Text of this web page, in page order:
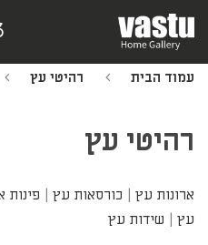
main
content
עמוד הבית רהיטי עץ
רהיטי עץ
ארונות עץ | כורסאות עץ | פינות
עץ | שידות עץ